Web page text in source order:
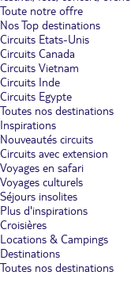
Toute notre offre
Nos Top destinations
Circuits Etats-Unis
Circuits Canada
Circuits Vietnam
Circuits Inde
Circuits Egypte
Toutes nos destinations
Inspirations
Nouveautés circuits
Circuits avec extension
Voyages en safari
Voyages culturels
Séjours insolites
Plus d'inspirations
Croisières
Locations & Campings
Destinations
Toutes nos destinations